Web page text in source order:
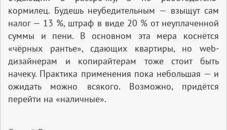
кормилец. Будешь неубедительным — взыщут сам
налог — 13 %, штраф в виде 20 % от неуплаченной
суммы и пени. В основном эта мера коснётся
«чёрных рантье», сдающих квартиры, но web-
дизайнерам и копирайтерам тоже стоит быть
начеку. Практика применения пока небольшая — и
ожидать можно всякого. Возможно, придётся
перейти на «наличные».